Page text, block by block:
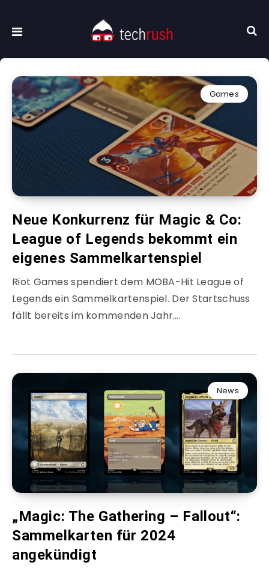
Games
Neue Konkurrenz für Magic & Co:
League of Legends bekommt ein
eigenes Sammelkartenspiel
Riot Games spendiert dem MOBA-Hit League of
Legends ein Sammelkartenspiel. Der Startschuss
fällt bereits im kommenden Jahr….
News
„Magic: The Gathering – Fallout“:
Sammelkarten für 2024
angekündigt